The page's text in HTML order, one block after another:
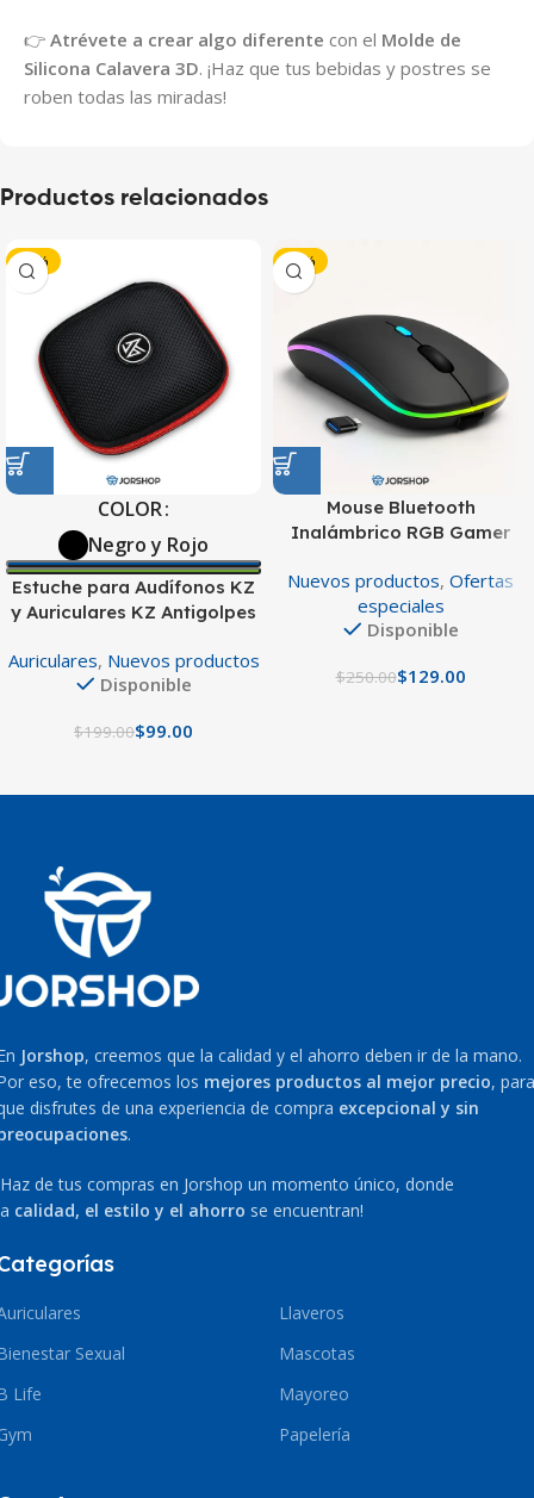
👉 Atrévete a crear algo diferente con el Molde de
Silicona Calavera 3D. ¡Haz que tus bebidas y postres se
roben todas las miradas!
Productos relacionados
-50%
COLOR
Negro y Rojo
Estuche para Audífonos KZ
y Auriculares KZ Antigolpes
Auriculares, Nuevos productos
Disponible
$199.00$99.00
-48%
Mouse Bluetooth
Inalámbrico RGB Gamer
Nuevos productos, Ofertas
especiales
Disponible
$250.00$129.00
Jorshop, creemos que la calidad y el ahorro deben ir de la mano.
eso, te ofrecemos los mejores productos al mejor precio, para
disfrutes de una experiencia de compra excepcional y sin
.
de tus compras en Jorshop un momento único, donde
calidad, el estilo y el ahorro se encuentran!
Sexual
Life
Llaveros
Mascotas
Mayoreo
Papelería